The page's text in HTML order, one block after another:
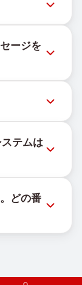
のチャン
う、タイム
ージを
ムにより、
まな理由で
更してくだ
ず、固定
機能は、
受信です。
テムは
SIMカード
ージ受信の
どの番